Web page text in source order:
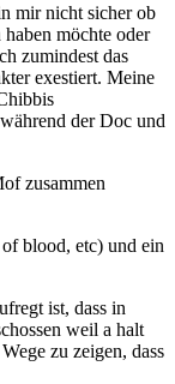
mir nicht sicher ob
möchte oder
zumindest das
exestiert. Meine
der Doc und
zusammen
blood, etc) und ein
ist, dass in
weil a halt
zu zeigen, dass